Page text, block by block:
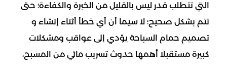
التي تتطلب قدر ليس بالقليل من الخبرة والكفاءة؛ حتى
تتم بشكل صحيح؛ لا سيما أن أي خطأ أثناء إنشاء و
تصميم حمام السباحة يؤدي إلى عواقب ومشكلات
كبيرة مستقبلًا أهمها حدوث تسريب مائي من المسبح،